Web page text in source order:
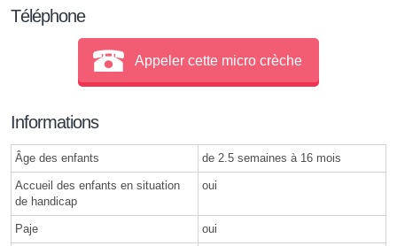
Téléphone
Appeler cette micro crèche
Informations
Âge des enfants de 2.5 semaines à 16 mois
Accueil des enfants en situation
de handicap
oui
Paje oui